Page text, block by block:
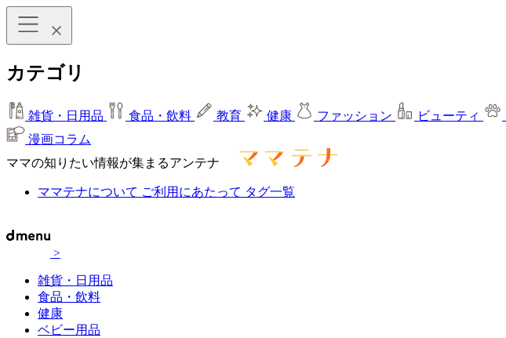
カテゴリ
雑貨・日用品 食品・飲料 教育 健康 ファッション ビューティ
漫画コラム
ママの知りたい情報が集まるアンテナ
ママテナについて ご利用にあたって タグ一覧
>
雑貨・日用品
食品・飲料
健康
ベビー用品